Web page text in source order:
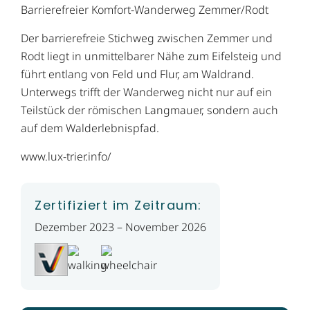
Barrierefreier Komfort-Wanderweg Zemmer/Rodt
Der barrierefreie Stichweg zwischen Zemmer und
Rodt liegt in unmittelbarer Nähe zum Eifelsteig und
führt entlang von Feld und Flur, am Waldrand.
Unterwegs trifft der Wanderweg nicht nur auf ein
Teilstück der römischen Langmauer, sondern auch
auf dem Walderlebnispfad.
www.lux-trier.info/
Zertifiziert im Zeitraum:
Dezember 2023 – November 2026